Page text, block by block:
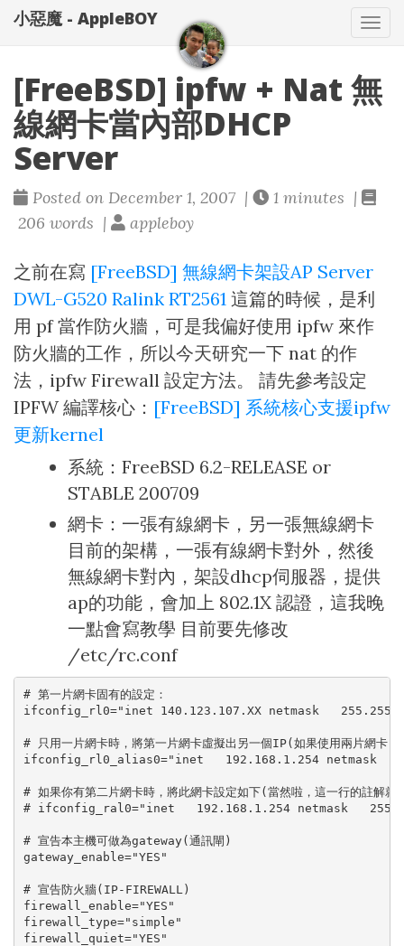
小惡魔 - AppleBOY
[FreeBSD] ipfw + Nat 無
線網卡當內部DHCP
Server
Posted on December 1, 2007 |
1 minutes |
206 words |
appleboy
之前在寫 [FreeBSD] 無線網卡架設AP Server
DWL-G520 Ralink RT2561 這篇的時候，是利
用 pf 當作防火牆，可是我偏好使用 ipfw 來作
防火牆的工作，所以今天研究一下 nat 的作
法，ipfw Firewall 設定方法。 請先參考設定
IPFW 編譯核心： [FreeBSD] 系統核心支援ipfw
更新kernel
系統：FreeBSD 6.2-RELEASE or
STABLE 200709
網卡：一張有線網卡，另一張無線網卡
目前的架構，一張有線網卡對外，然後
無線網卡對內，架設dhcp伺服器，提供
ap的功能，會加上 802.1X 認證，這我晚
一點會寫教學 目前要先修改
/etc/rc.conf
# 第一片網卡固有的設定：
ifconfig_rl0="inet 140.123.107.XX netmask
# 只用一片網卡時，將第一片網卡虛擬出另一個IP(如果使用兩片網卡
ifconfig_rl0_alias0="inet   192.168.1.254 netmask
# 如果你有第二片網卡時，將此網卡設定如下(當然啦，這一行的註解就
# ifconfig_ral0="inet   192.168.1.254 netmask
# 宣告本主機可做為gateway(通訊閘)
gateway_enable="YES"
# 宣告防火牆(IP-FIREWALL)
firewall_enable="YES"
firewall_type="simple"
firewall_quiet="YES"